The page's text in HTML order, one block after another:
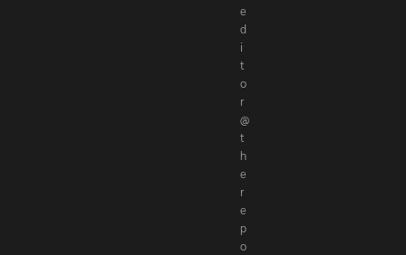
e
d
i
t
o
r
@
t
h
e
r
e
p
o